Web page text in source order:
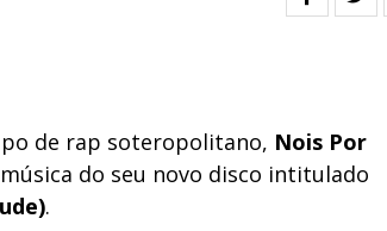
de rap soteropolitano, Nois Por
do seu novo disco intitulado
.